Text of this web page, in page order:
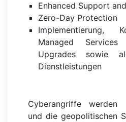
Enhanced Support and
Zero-Day Protection
Implementierung,
Managed
Upgrades sowie
Dienstleistungen
Cyberangriffe werden
und die geopolitischen